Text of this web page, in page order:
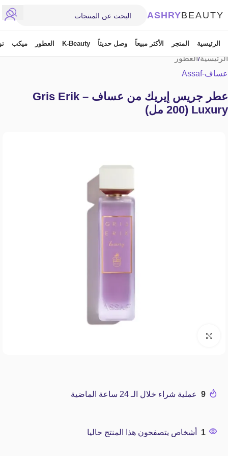
ASHRYBEAUTY
الرئيسية المتجر الأكثر مبيعاً وصل حديثاً K-Beauty العطور ميكب
الرئيسية/العطور
عساف-Assaf
عطر جريس إيريك من عساف – Gris Erik
Luxury (200 مل)
9 عملية شراء خلال الـ 24 ساعة الماضية
1 أشخاص يتصفحون هذا المنتج حاليا